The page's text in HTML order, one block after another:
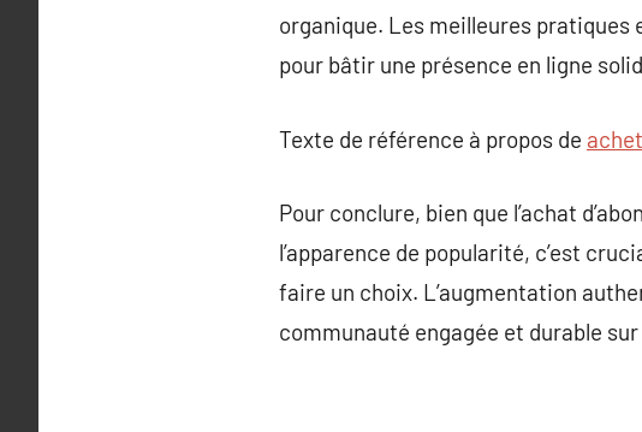
organique. Les meilleures pratiques
pour bâtir une présence en ligne
Texte de référence à propos de
Pour conclure, bien que l’achat
l’apparence de popularité, c’est
faire un choix. L’augmentation
communauté engagée et durable